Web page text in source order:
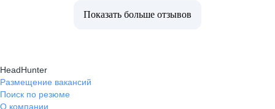
Показать больше отзывов
HeadHunter
Размещение вакансий
Поиск по резюме
О компании